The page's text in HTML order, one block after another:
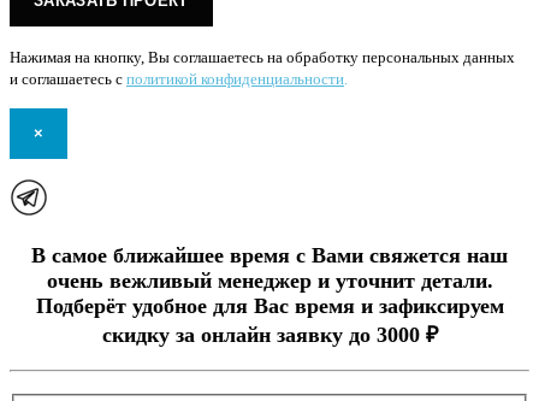
Нажимая на кнопку, Вы соглашаетесь на обработку персональных данных
и соглашаетесь с политикой конфиденциальности
×
В самое ближайшее время с Вами свяжется наш
очень вежливый менеджер и уточнит детали.
Подберёт удобное для Вас время и зафиксируем
скидку за онлайн заявку до 3000 ₽